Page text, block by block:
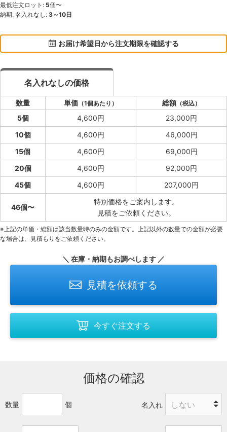
最低注文ロット: 5個〜
納期: 名入れなし: 3～10日
お届け希望日から注文期限を確認する
名入れなしの価格
数量 単価 （1個あたり） 総額 （税込）
5個 4,600円
23,000円
10個
4,600円
46,000円
15個
4,600円
69,000円
20個
4,600円
92,000円
45個
4,600円 207,000円
46個〜
特別価格をご案内します。
見積をご依頼ください。
※上記の単価・総額は該当数量時のみの金額です。上記以外の数量での金額が必要
な場合は、見積もりをご依頼ください。
＼ 在庫・納期もお調べします ／
見積を依頼する
今すぐ注文する
価格の確認
数量 個 名入れ